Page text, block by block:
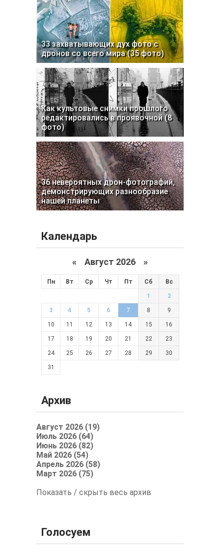
33 захватывающих дух фото с
дронов со всего мира (35 фото)
Как культовые снимки прошлого
редактировались в проявочной (8
фото)
36 невероятных дрон-фотографий,
демонстрирующих разнообразие
нашей планеты
Календарь
« Август 2026 »
Пн Вт Ср Чт Пт Сб Вс
1 2
3 4 5 6 7 8 9
10 11 12 13 14 15 16
17 18 19 20 21 22 23
24 25 26 27 28 29 30
31
Архив
Август 2026 (19)
Июль 2026 (64)
Июнь 2026 (82)
Май 2026 (54)
Апрель 2026 (58)
Март 2026 (75)
Показать / скрыть весь архив
Голосуем